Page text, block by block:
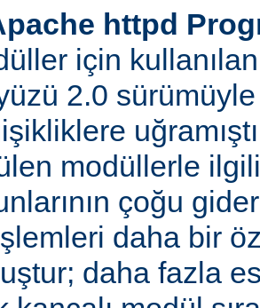
httpd
için
2.0
modüllerle
çoğu
daha bir
daha fazla